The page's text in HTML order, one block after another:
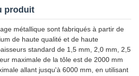
produit
métallique sont fabriqués à partir de
de haute qualité et de haute
standard de 1,5 mm, 2,0 mm, 2,5
maximale de la tôle est de 2000 mm
allant jusqu'à 6000 mm, en utilisant